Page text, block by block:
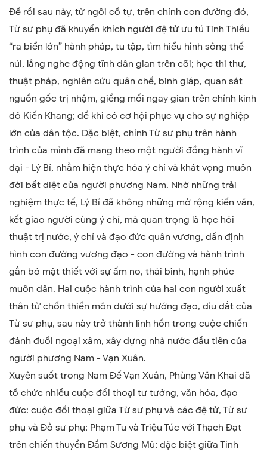
Để rồi sau này, từ ngôi cổ tự, trên chính con đường đó,
Từ sư phụ đã khuyến khích người đệ tử ưu tú Tinh Thiều
“ra biển lớn” hành pháp, tu tập, tìm hiểu hình sông thế
núi, lắng nghe động tĩnh dân gian trên cõi; học thi thư,
thuật pháp, nghiên cứu quân chế, binh giáp, quan sát
nguồn gốc trị nhậm, giềng mối ngay gian trên chính kinh
đô Kiến Khang; để khi có cơ hội phục vụ cho sự nghiệp
lớn của dân tộc. Đặc biệt, chính Từ sư phụ trên hành
trình của mình đã mang theo một người đồng hành vĩ
đại - Lý Bí, nhằm hiện thực hóa ý chí và khát vọng muôn
đời bất diệt của người phương Nam. Nhờ những trải
nghiệm thực tế, Lý Bí đã không những mở rộng kiến văn,
kết giao người cùng ý chí, mà quan trọng là học hỏi
thuật trị nước, ý chí và đạo đức quân vương, dần định
hình con đường vương đạo - con đường và hành trình
gắn bó mật thiết với sự ấm no, thái bình, hạnh phúc
muôn dân. Hai cuộc hành trình của hai con người xuất
thân từ chốn thiền môn dưới sự hướng đạo, dìu dắt của
Từ sư phụ, sau này trở thành linh hồn trong cuộc chiến
đánh đuổi ngoại xâm, xây dựng nhà nước đầu tiên của
người phương Nam - Vạn Xuân.
Xuyên suốt trong Nam Đế Vạn Xuân, Phùng Văn Khai đã
tổ chức nhiều cuộc đối thoại tư tưởng, văn hóa, đạo
đức: cuộc đối thoại giữa Từ sư phụ và các đệ tử, Từ sư
phụ và Đỗ sư phụ; Phạm Tu và Triệu Túc với Thạch Đạt
trên chiến thuyền Đầm Sương Mù; đặc biệt giữa Tinh